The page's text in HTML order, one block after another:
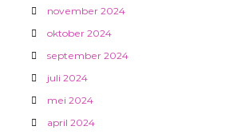
november 2024
oktober 2024
september 2024
juli 2024
mei 2024
april 2024